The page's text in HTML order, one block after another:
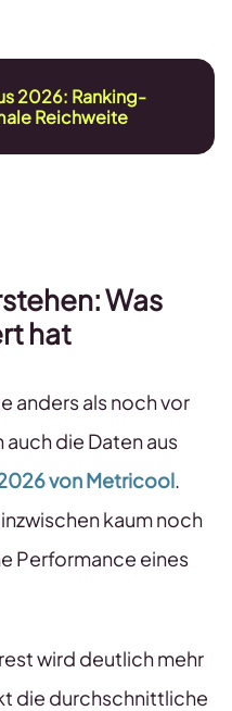
2026: Ranking-
Reichweite
Was
hat
anders als noch vor
auch die Daten aus
von Metricool.
kaum noch
Performance eines
wird deutlich mehr
die durchschnittliche